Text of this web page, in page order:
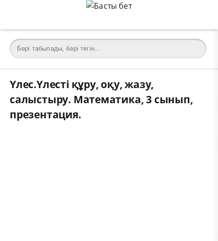
Үлес.Үлесті құру, оқу, жазу,
салыстыру. Математика, 3 сынып,
презентация.